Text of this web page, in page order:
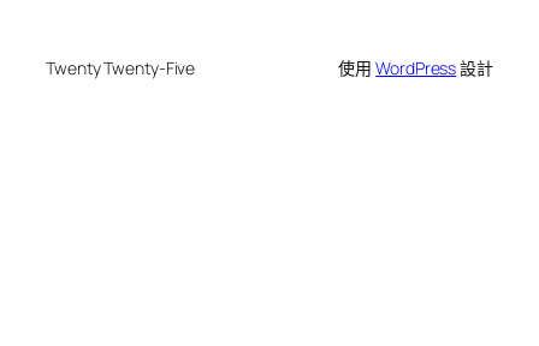
Twenty Twenty-Five 使用WordPress設計